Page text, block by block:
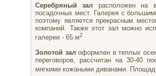
Серебряный зал расположен на
посадочных мест. Галерея с
поэтому является прекрасным
компаний. Также этот зал можно
галереи - 65 м2
Золотой залоформлен в теплых
переговоров, рассчитан на 30-40
мягкими кожаными диванами.